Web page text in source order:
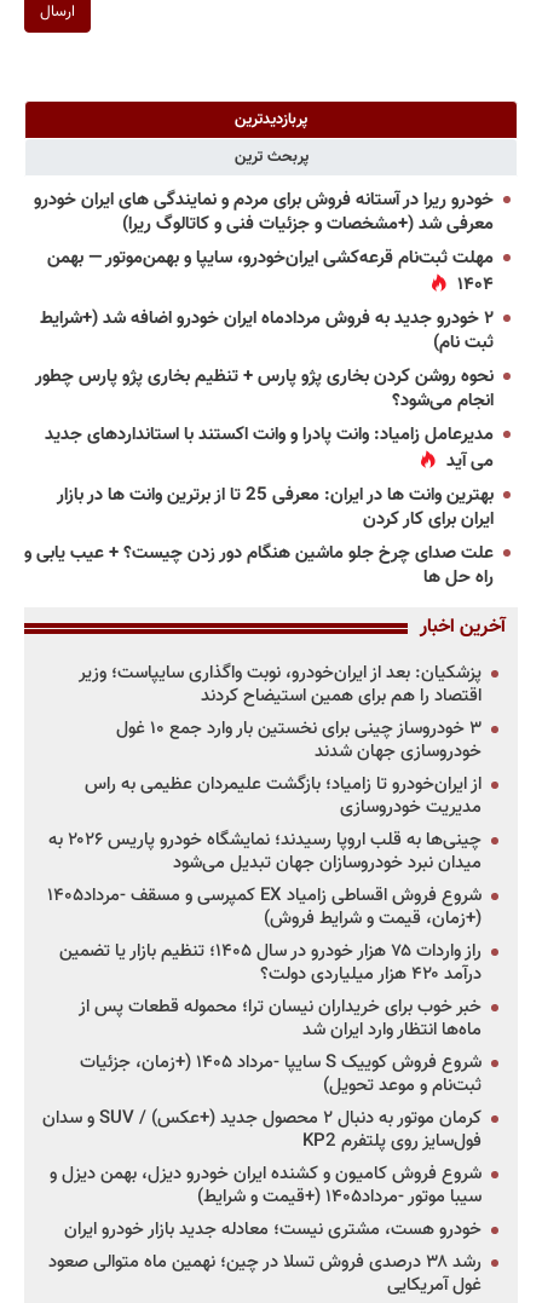
ارسال
پربازدیدترین
پربحث ترین
خودرو ریرا در آستانه فروش برای مردم و نمایندگی های ایران خودرو
معرفی شد (+مشخصات و جزئیات فنی و کاتالوگ ریرا)
مهلت ثبت‌نام قرعه‌کشی ایران‌خودرو، سایپا و بهمن‌موتور — بهمن
۱۴۰۴
۲ خودرو جدید به فروش مردادماه ایران خودرو اضافه شد (+شرایط
ثبت نام)
نحوه روشن کردن بخاری پژو پارس + تنظیم بخاری پژو پارس چطور
انجام می‌شود؟
مدیرعامل زامیاد: وانت پادرا و وانت اکستند با استانداردهای جدید
می آید
بهترین وانت ها در ایران: معرفی 25 تا از برترین وانت ها در بازار
ایران برای کار کردن
علت صدای چرخ جلو ماشین هنگام دور زدن چیست؟ + عیب یابی و
راه حل ها
آخرین اخبار
پزشکیان: بعد از ایران‌خودرو، نوبت واگذاری سایپاست؛ وزیر
اقتصاد را هم برای همین استیضاح کردند
۳ خودروساز چینی برای نخستین بار وارد جمع ۱۰ غول
خودروسازی جهان شدند
از ایران‌خودرو تا زامیاد؛ بازگشت علیمردان عظیمی به راس
مدیریت خودروسازی
چینی‌ها به قلب اروپا رسیدند؛ نمایشگاه خودرو پاریس ۲۰۲۶ به
میدان نبرد خودروسازان جهان تبدیل می‌شود
شروع فروش اقساطی زامیاد EX کمپرسی و مسقف -مرداد۱۴۰۵
(+زمان، قیمت و شرایط فروش)
راز واردات ۷۵ هزار خودرو در سال ۱۴۰۵؛ تنظیم بازار یا تضمین
درآمد ۴۲۰ هزار میلیاردی دولت؟
خبر خوب برای خریداران نیسان ترا؛ محموله قطعات پس از
ماه‌ها انتظار وارد ایران شد
شروع فروش کوییک S سایپا -مرداد ۱۴۰۵ (+زمان، جزئیات
ثبت‌نام و موعد تحویل)
کرمان موتور به دنبال ۲ محصول جدید (+عکس) / SUV و سدان
فول‌سایز روی پلتفرم KP2
شروع فروش کامیون و کشنده ایران خودرو دیزل، بهمن دیزل و
سیبا موتور -مرداد۱۴۰۵ (+قیمت و شرایط)
خودرو هست، مشتری نیست؛ معادله جدید بازار خودرو ایران
رشد ۳۸ درصدی فروش تسلا در چین؛ نهمین ماه متوالی صعود
غول آمریکایی